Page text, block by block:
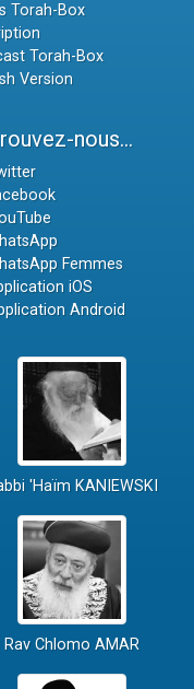
Torah-Box
Torah-Box
Version
nous...
Femmes
iOS
Android
'Haïm KANIEWSKI
Rav Chlomo AMAR